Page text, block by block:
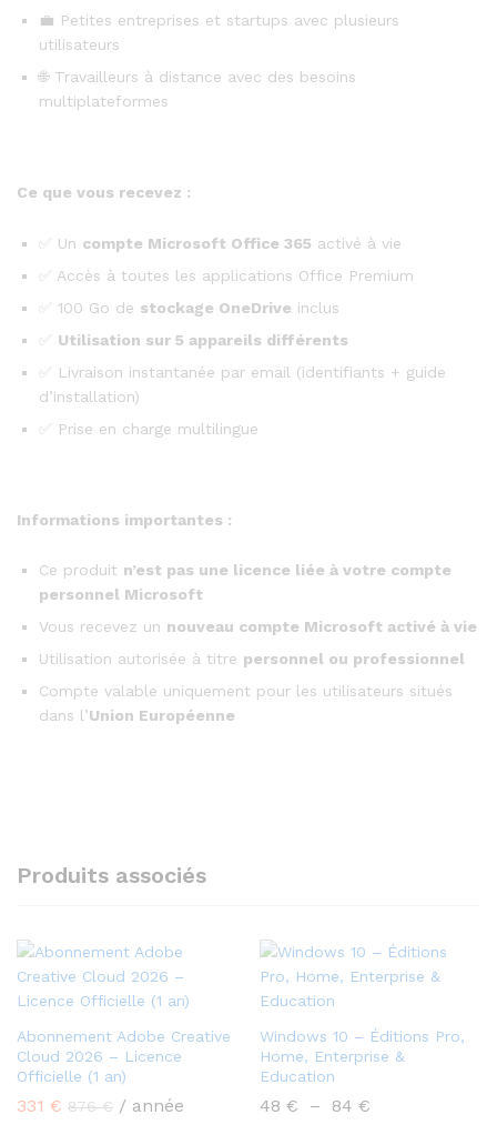
💼 Petites entreprises et startups avec plusieurs
utilisateurs
🌐 Travailleurs à distance avec des besoins
multiplateformes
Ce que vous recevez :
✅ Un compte Microsoft Office 365 activé à vie
✅ Accès à toutes les applications Office Premium
✅ 100 Go de stockage OneDrive inclus
Utilisation sur 5 appareils différents
✅ Livraison instantanée par email (identifiants + guide
d’installation)
✅ Prise en charge multilingue
Informations importantes :
Ce produit n’est pas une licence liée à votre compte
personnel Microsoft
Vous recevez un nouveau compte Microsoft activé à vie
Utilisation autorisée à titre personnel ou professionnel
Compte valable uniquement pour les utilisateurs situés
dans l’Union Européenne
Produits associés
Abonnement Adobe Creative
Cloud 2026 – Licence
Officielle (1 an)
331 € 876€ / année
Windows 10 – Éditions Pro,
Home, Enterprise &
Education
48 € – 84 €